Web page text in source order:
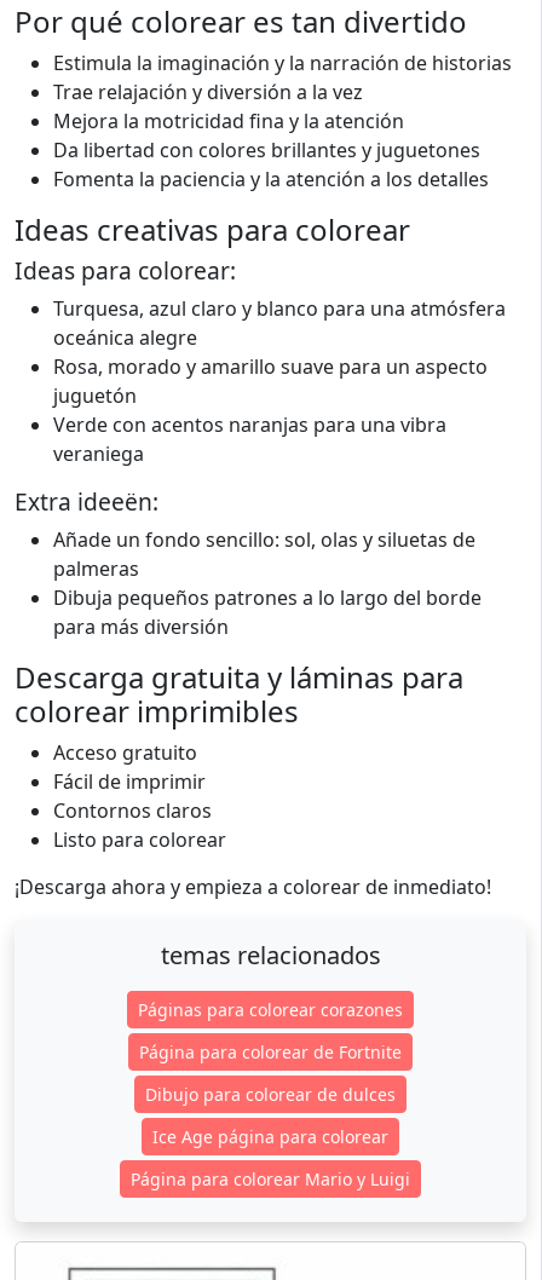
Por qué colorear es tan divertido
Estimula la imaginación y la narración de historias
Trae relajación y diversión a la vez
Mejora la motricidad fina y la atención
Da libertad con colores brillantes y juguetones
Fomenta la paciencia y la atención a los detalles
Ideas creativas para colorear
Ideas para colorear:
Turquesa, azul claro y blanco para una atmósfera
oceánica alegre
Rosa, morado y amarillo suave para un aspecto
juguetón
Verde con acentos naranjas para una vibra
veraniega
Extra ideeën:
Añade un fondo sencillo: sol, olas y siluetas de
palmeras
Dibuja pequeños patrones a lo largo del borde
para más diversión
Descarga gratuita y láminas para
colorear imprimibles
Acceso gratuito
Fácil de imprimir
Contornos claros
Listo para colorear
¡Descarga ahora y empieza a colorear de inmediato!
temas relacionados
Páginas para colorear corazones
Página para colorear de Fortnite
Dibujo para colorear de dulces
Ice Age página para colorear
Página para colorear Mario y Luigi